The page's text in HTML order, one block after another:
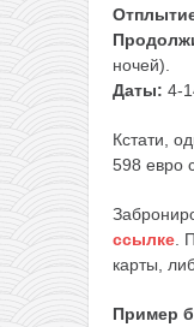
ночей).
Даты: 4-
Кстати,
598 евро
ссылке .
карты,
Пример